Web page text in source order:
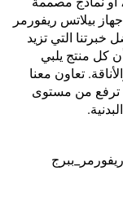
بيلاتس ريفورمر
خبرتنا التي تزيد
أن كل منتج يلبي
تعاون معنا
ترفع من مستوى